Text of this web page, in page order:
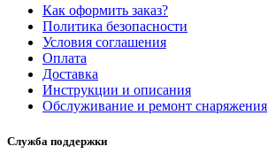
Как оформить заказ?
Политика безопасности
Условия соглашения
Оплата
Доставка
Инструкции и описания
Обслуживание и ремонт снаряжения
Служба поддержки